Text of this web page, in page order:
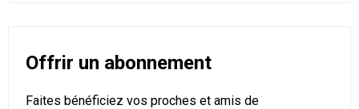
Offrir un abonnement
Faites bénéficiez vos proches et amis de